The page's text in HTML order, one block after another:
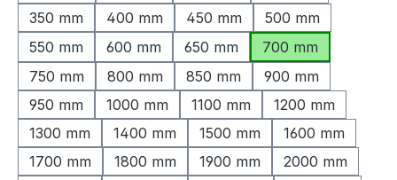
350 mm
400 mm 450 mm
500 mm
550 mm
600 mm 650 mm
700 mm
750 mm
800 mm 850 mm
900 mm
950 mm
1000 mm 1100 mm
1200 mm
1300 mm
1400 mm 1500 mm
1600 mm
1700 mm
1800 mm 1900 mm
2000 mm